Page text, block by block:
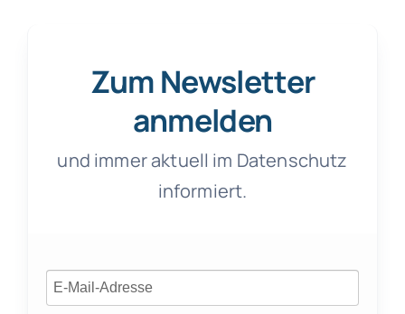
Zum Newsletter
anmelden
und immer aktuell im Datenschutz
informiert.